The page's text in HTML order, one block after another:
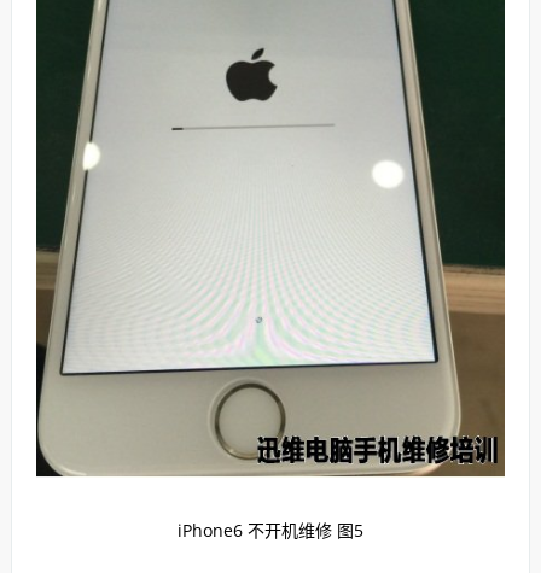
iPhone6 不开机维修 图5